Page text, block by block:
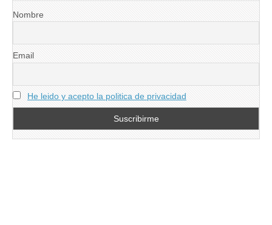
Nombre
Email
He leido y acepto la politica de privacidad